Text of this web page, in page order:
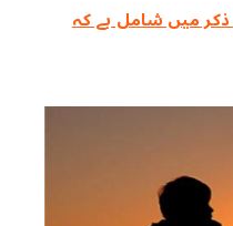
میں شامل ہے کہ